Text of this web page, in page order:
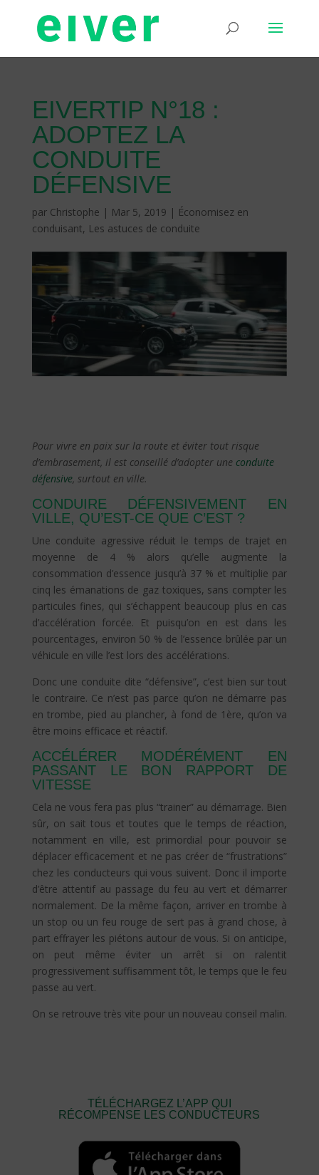
EIVERTIP N°18 :
ADOPTEZ LA
CONDUITE
DÉFENSIVE
par Christophe | Mar 5, 2019 | Économisez en
conduisant, Les astuces de conduite
Pour vivre en paix sur la route et éviter tout risque
d’embrasement, il est conseillé d’adopter une conduite
défensive, surtout en ville.
CONDUIRE DÉFENSIVEMENT EN
VILLE, QU’EST-CE QUE C’EST ?
Une conduite agressive réduit le temps de trajet en
moyenne de 4 % alors qu’elle augmente la
consommation d’essence jusqu’à 37 % et multiplie par
cinq les émanations de gaz toxiques, sans compter les
particules fines, qui s’échappent beaucoup plus en cas
d’accélération forcée. Et puisqu’on en est dans les
pourcentages, environ 50 % de l’essence brûlée par un
véhicule en ville l’est lors des accélérations.
Donc une conduite dite “défensive”, c’est bien sur tout
le contraire. Ce n’est pas parce qu’on ne démarre pas
en trombe, pied au plancher, à fond de 1ère, qu’on va
être moins efficace et réactif.
ACCÉLÉRER MODÉRÉMENT EN
PASSANT LE BON RAPPORT DE
VITESSE
Cela ne vous fera pas plus “trainer” au démarrage. Bien
sûr, on sait tous et toutes que le temps de réaction,
notamment en ville, est primordial pour pouvoir se
déplacer efficacement et ne pas créer de “frustrations”
chez les conducteurs qui vous suivent. Donc il importe
d’être attentif au passage du feu au vert et démarrer
normalement. De la même façon, arriver en trombe à
un stop ou un feu rouge de sert pas à grand chose, à
part effrayer les piétons autour de vous. Si on anticipe,
on peut même éviter un arrêt si on ralentit
progressivement suffisamment tôt, le temps que le feu
passe au vert.
On se retrouve très vite pour un nouveau conseil malin.
TÉLÉCHARGEZ L’APP QUI
RÉCOMPENSE LES CONDUCTEURS